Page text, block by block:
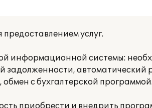
услуг.
информационной системы:
задолженности, автоматический
с бухгалтерской
приобрести и внедрить